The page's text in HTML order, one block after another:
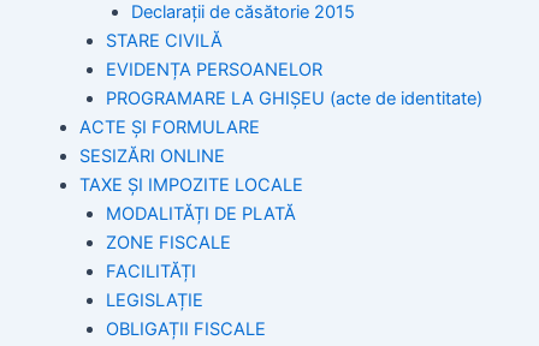
Declarații de căsătorie 2015
STARE CIVILĂ
EVIDENȚA PERSOANELOR
PROGRAMARE LA GHIȘEU (acte de identitate)
ACTE ȘI FORMULARE
SESIZĂRI ONLINE
TAXE ȘI IMPOZITE LOCALE
MODALITĂȚI DE PLATĂ
ZONE FISCALE
FACILITĂȚI
LEGISLAȚIE
OBLIGAȚII FISCALE